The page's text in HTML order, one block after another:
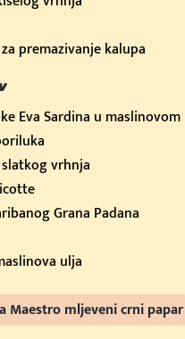
premazivanje kalupa
Eva Sardina u
vrhnja
Grana Padana
ulja
Maestro mljeveni crni papar